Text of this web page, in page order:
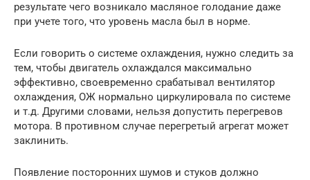
результате чего возникало масляное голодание даже
при учете того, что уровень масла был в норме.
Если говорить о системе охлаждения, нужно следить за
тем, чтобы двигатель охлаждался максимально
эффективно, своевременно срабатывал вентилятор
охлаждения, ОЖ нормально циркулировала по системе
и т.д. Другими словами, нельзя допустить перегревов
мотора. В противном случае перегретый агрегат может
заклинить.
Появление посторонних шумов и стуков должно